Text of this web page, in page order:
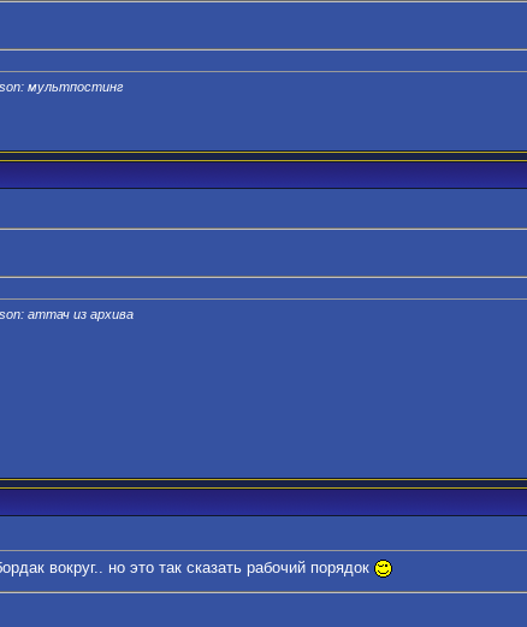
мультпостинг
аттач из архива
вокруг.. но это так сказать рабочий порядок